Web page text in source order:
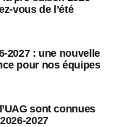
vous de l’été
2027 : une nouvelle
pour nos équipes
sont connues
2027